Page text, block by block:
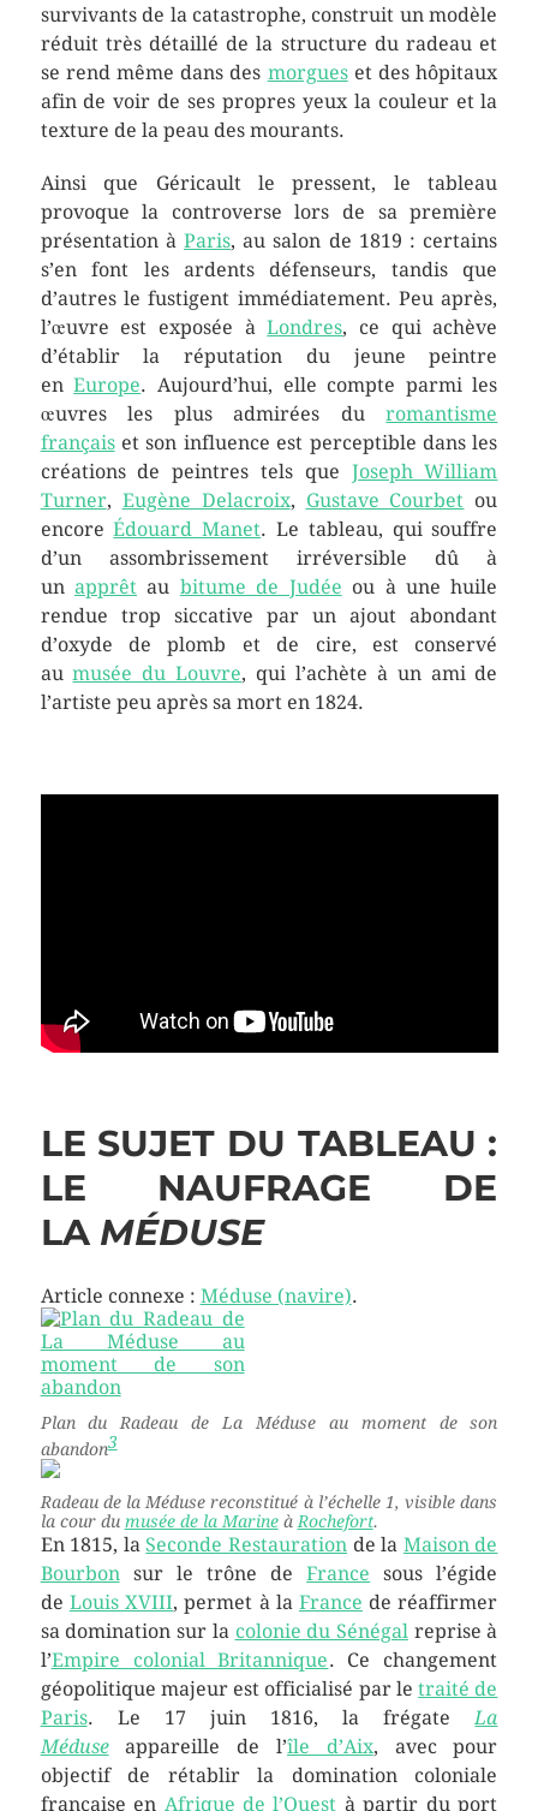
survivants de la catastrophe, construit un modèle
réduit très détaillé de la structure du radeau et
se rend même dans des morgueset des hôpitaux
afin de voir de ses propres yeux la couleur et la
texture de la peau des mourants.
Ainsi que Géricault le pressent, le tableau
provoque la controverse lors de sa première
présentation àParis, au salon de 1819 : certains
s’en font les ardents défenseurs, tandis que
d’autres le fustigent immédiatement. Peu après,
l’œuvre est exposée àLondres, ce qui achève
d’établir la réputation du jeune peintre
enEurope. Aujourd’hui, elle compte parmi les
œuvres les plus admirées duromantisme
françaiset son influence est perceptible dans les
créations de peintres tels que Joseph William
Turner, Eugène Delacroix, Gustave Courbet ou
encoreÉdouard Manet. Le tableau, qui souffre
d’un assombrissement irréversible dû à
unapprêt au bitume de Judée ou à une huile
rendue trop siccative par un ajout abondant
d’oxyde de plomb et de cire, est conservé
aumusée du Louvre, qui l’achète à un ami de
l’artiste peu après sa mort en 1824.
LE SUJET DU TABLEAU :
LE NAUFRAGE DE
LA MÉDUSE
Article connexe : Méduse (navire).
Plan du Radeau de La Méduseau moment de son
abandon3
Radeau de la Méduse reconstitué à l’échelle 1, visible dans
la cour du musée de la Marineà Rochefort.
En 1815, laSeconde Restauration de la Maison de
Bourbon sur le trône deFrance sous l’égide
de Louis XVIII, permet à la France de réaffirmer
sa domination sur la colonie du Sénégal reprise à
l’Empire colonial Britannique. Ce changement
géopolitique majeur est officialisé par letraité de
Paris. Le 17 juin 1816, la frégate La
Méduseappareille de l’île d’Aix, avec pour
objectif de rétablir la domination coloniale
française en Afrique de l’Ouest à partir du port